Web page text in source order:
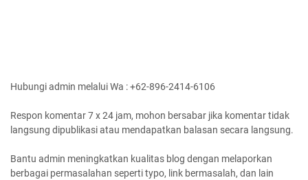
Hubungi admin melalui Wa : +62-896-2414-6106
Respon komentar 7 x 24 jam, mohon bersabar jika komentar tidak
langsung dipublikasi atau mendapatkan balasan secara langsung.
Bantu admin meningkatkan kualitas blog dengan melaporkan
berbagai permasalahan seperti typo, link bermasalah, dan lain